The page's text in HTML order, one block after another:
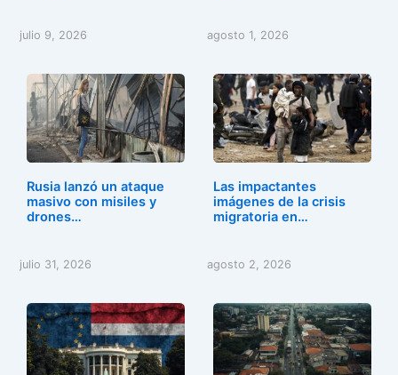
julio 9, 2026 agosto 1, 2026
Rusia lanzó un ataque
masivo con misiles y
drones…
julio 31, 2026
Las impactantes
imágenes de la crisis
migratoria en…
agosto 2, 2026